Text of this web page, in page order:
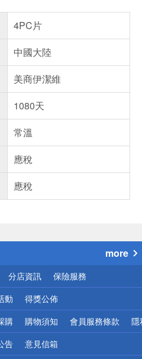
4PC片
中國大陸
美商伊潔維
1080天
常溫
應稅
應稅
心！
more
分店資訊 保險服務
動 得獎公佈
購 購物須知 會員服務條款 隱
告 意見信箱